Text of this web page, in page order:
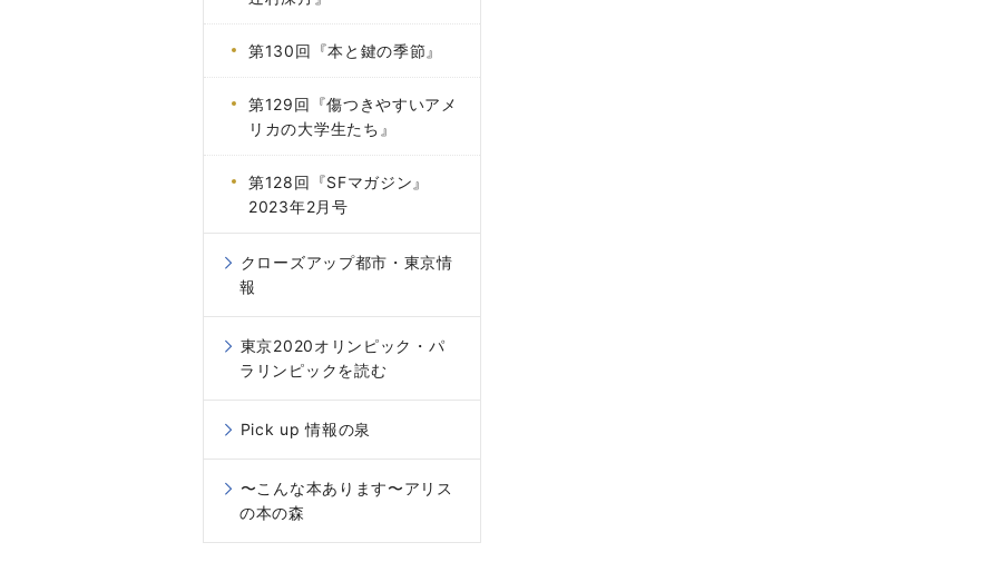
第130回『本と鍵の季節』
第129回『傷つきやすいアメ
リカの大学生たち』
第128回『SFマガジン』
2023年2月号
クローズアップ都市・東京情
報
東京2020オリンピック・パ
ラリンピックを読む
Pick up 情報の泉
〜こんな本あります〜アリス
の本の森